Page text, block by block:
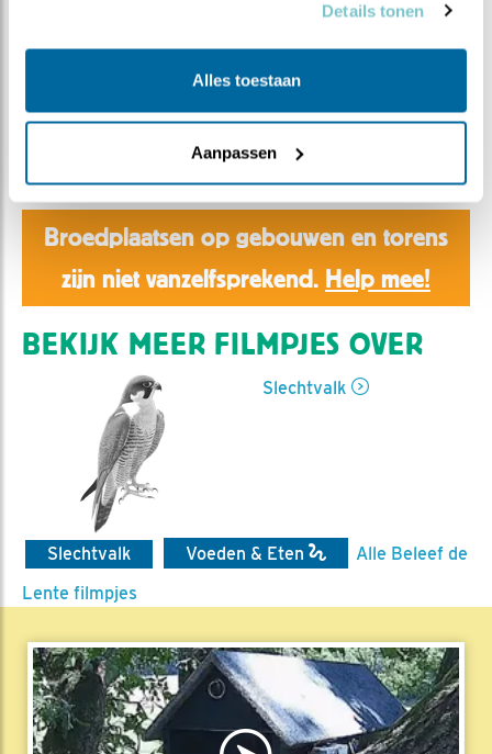
Details tonen
Alles toestaan
Aanpassen
Mooi ingezoomd!!
Aaltje | Geplaatst op 17 mei 2019, 16:55 |
|
Bewaar dit filmpje| 1221x
Broedplaatsen op gebouwen en torens
zijn niet vanzelfsprekend. Help mee!
BEKIJK MEER FILMPJES OVER
Slechtvalk
Slechtvalk Voeden & Eten
Alle Beleef de
Lente filmpjes